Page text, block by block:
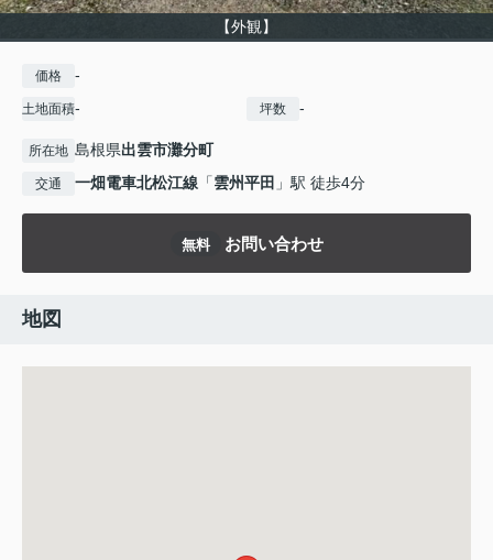
【外観】
価格 -
土地面積- 坪数 -
所在地 島根県出雲市灘分町
交通 一畑電車北松江線 「雲州平田 」駅 徒歩4分
無料 お問い合わせ
地図